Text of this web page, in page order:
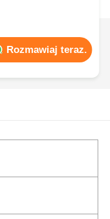
Rozmawiaj teraz.